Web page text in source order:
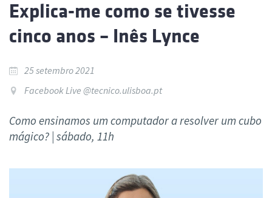
Explica-me como se tivesse
cinco anos – Inês Lynce
25 setembro 2021
Facebook Live @tecnico.ulisboa.pt
Como ensinamos um computador a resolver um cubo
mágico? | sábado, 11h